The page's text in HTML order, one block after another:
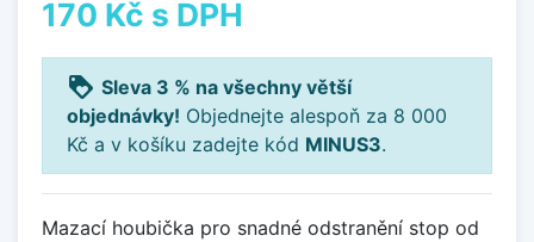
170 Kč s DPH
loyalty Sleva 3 % na všechny větší
objednávky! Objednejte alespoň za 8 000
Kč a v košíku zadejte kód MINUS3.
Mazací houbička pro snadné odstranění stop od